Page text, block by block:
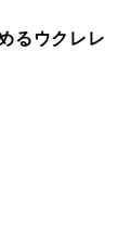
るウクレレ